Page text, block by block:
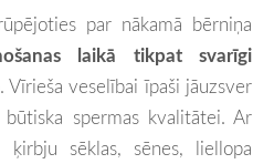
par nākamā bērniņa
laikā tikpat svarīgi
. Vīrieša veselībai īpaši jāuzsver
spermas kvalitātei. Ar
ķirbju sēklas, sēnes, liellopa